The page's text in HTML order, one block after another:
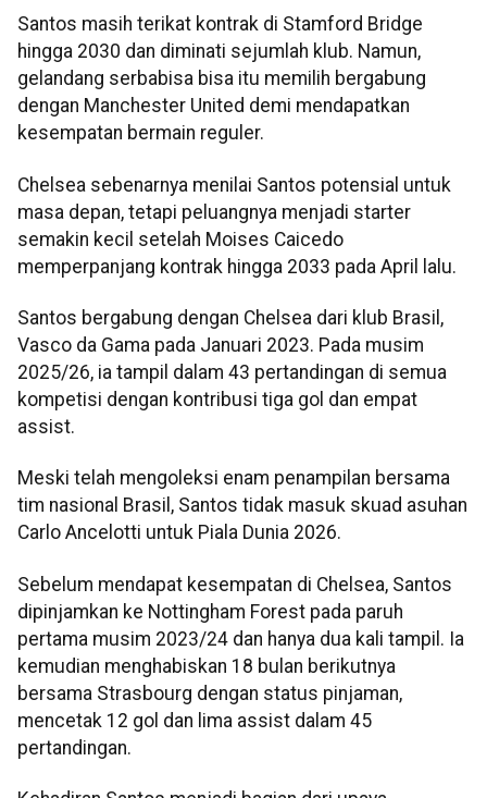
Santos masih terikat kontrak di Stamford Bridge
hingga 2030 dan diminati sejumlah klub. Namun,
gelandang serbabisa bisa itu memilih bergabung
dengan Manchester United demi mendapatkan
kesempatan bermain reguler.
Chelsea sebenarnya menilai Santos potensial untuk
masa depan, tetapi peluangnya menjadi starter
semakin kecil setelah Moises Caicedo
memperpanjang kontrak hingga 2033 pada April lalu.
Santos bergabung dengan Chelsea dari klub Brasil,
Vasco da Gama pada Januari 2023. Pada musim
2025/26, ia tampil dalam 43 pertandingan di semua
kompetisi dengan kontribusi tiga gol dan empat
assist.
Meski telah mengoleksi enam penampilan bersama
tim nasional Brasil, Santos tidak masuk skuad asuhan
Carlo Ancelotti untuk Piala Dunia 2026.
Sebelum mendapat kesempatan di Chelsea, Santos
dipinjamkan ke Nottingham Forest pada paruh
pertama musim 2023/24 dan hanya dua kali tampil. Ia
kemudian menghabiskan 18 bulan berikutnya
bersama Strasbourg dengan status pinjaman,
mencetak 12 gol dan lima assist dalam 45
pertandingan.